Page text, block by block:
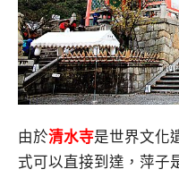
由於清水寺是世界文化
式可以直接到達，萍子